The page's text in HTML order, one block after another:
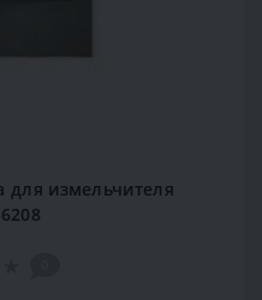
для измельчителя